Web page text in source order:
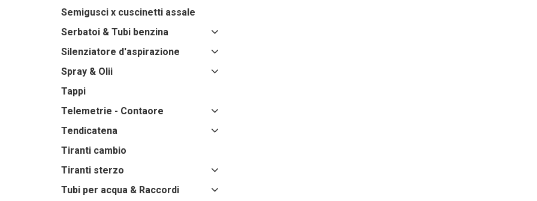
Semigusci x cuscinetti assale
Serbatoi & Tubi benzina
Silenziatore d'aspirazione
Spray & Olii
Tappi
Telemetrie - Contaore
Tendicatena
Tiranti cambio
Tiranti sterzo
Tubi per acqua & Raccordi